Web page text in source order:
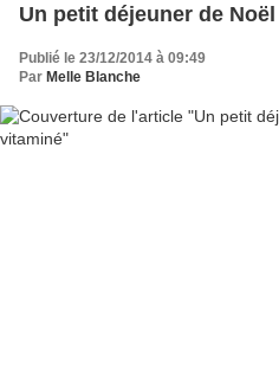
Un petit déjeuner de
Publié le 23/12/2014 à 09:49
Par Melle Blanche